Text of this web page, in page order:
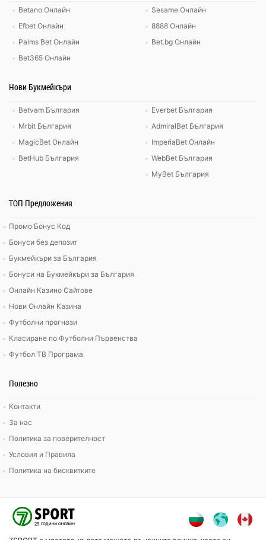
Betano Онлайн
Efbet Онлайн
Palms Bet Онлайн
Bet365 Онлайн
Sesame Онлайн
8888 Онлайн
Bet.bg Онлайн
Нови Букмейкъри
Betvam България
Mrbit България
MagicBet Онлайн
BetHub България
Everbet България
AdmiralBet България
ImperiaBet Онлайн
WebBet България
MyBet България
ТОП Предложения
Промо Бонус Код
Бонуси без депозит
Букмейкъри за България
Бонуси на Букмейкъри за България
Онлайн Казино Сайтове
Нови Онлайн Казина
Футболни прогнози
Класиране по Футболни Първенства
Футбол ТВ Програма
Полезно
Контакти
За нас
Политика за поверителност
Условия и Правила
Политика на бисквитките